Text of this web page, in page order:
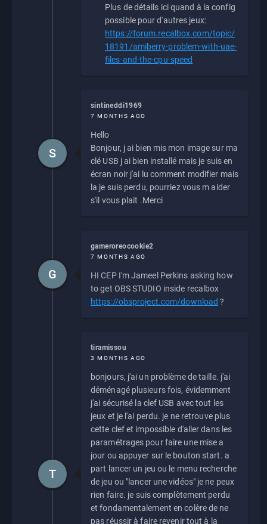
Plus de détails ici quand à la config
possible pour d'autres jeux:
https://forum.recalbox.com/topic/
18191/amiberry-problem-with-uae-
files-and-the-cpu-speed
sintineddi1969
7 MONTHS AGO
Hello
Bonjour, j ai bien mis mon image sur ma
clé USB j ai bien installé mais je suis en
écran noir j'ai lu comment modifier mais
la je suis perdu, pourriez vous m aider
s'il vous plait .Merci
S
gameroreocookie2
7 MONTHS AGO
HI CEP I'm Jameel Perkins asking how
to get OBS STUDIO inside recalbox
https://obsproject.com/download ?
G
tiramissou
3 MONTHS AGO
bonjours, j'ai un problème de taille. j'ai
déménagé plusieurs fois, évidemment
j'ai sécurisé la clef USB avec tout les
jeux et je l'ai perdu. je ne retrouve plus
cette clef et impossible d'aller dans les
paramétrages pour faire une mise a
jour ou appuyer sur le bouton start. a
part lancer un jeu ou le menu recherche
de jeu ou "lancer une vidéos" je ne peux
rien faire. je suis complètement perdu
et fondamentalement en colère de ne
pas réussir à faire revenir tout à la
T